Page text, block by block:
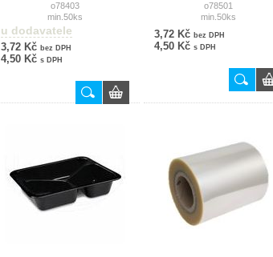
o78403
min.50ks
u dodavatele
3,72 Kč bez DPH
4,50 Kč s DPH
o78501
min.50ks
3,72 Kč bez DPH
4,50 Kč s DPH